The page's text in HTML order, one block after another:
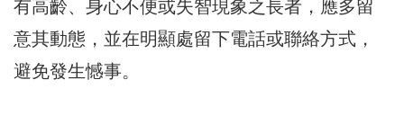
有高齡、 身心不便或失智現象之長者，應多留
意其動態， 並在明顯處留下電話或聯絡方式，
避免發生憾事。